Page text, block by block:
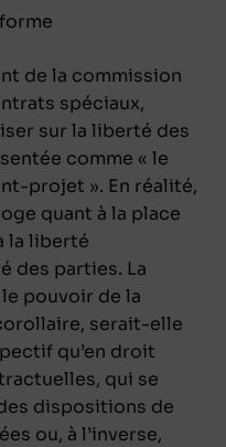
de la commission
spéciaux,
sur la liberté des
comme « le
projet ». En réalité,
quant à la place
la liberté
des parties. La
pouvoir de la
serait-elle
qu’en droit
qui se
dispositions de
ou, à l’inverse,